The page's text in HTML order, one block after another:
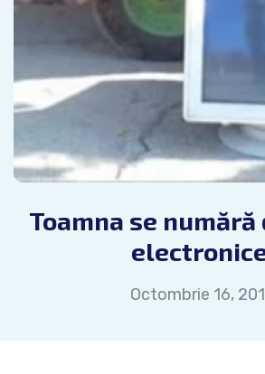
Toamna se
Octombrie 16,